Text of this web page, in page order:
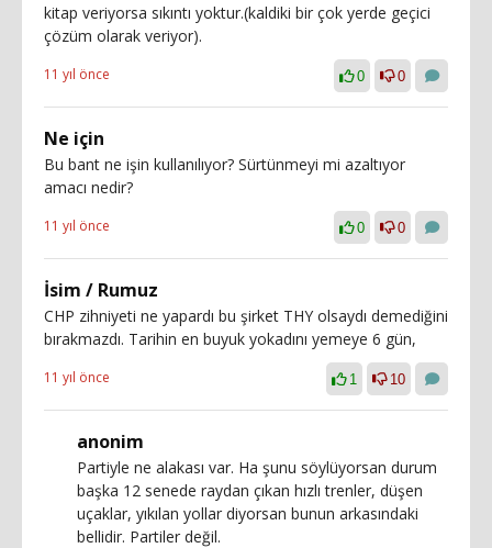
kitap veriyorsa sıkıntı yoktur.(kaldiki bir çok yerde geçici
çözüm olarak veriyor).
11 yıl önce 0 0
Ne için
Bu bant ne işin kullanılıyor? Sürtünmeyi mi azaltıyor
amacı nedir?
11 yıl önce 0 0
İsim / Rumuz
CHP zihniyeti ne yapardı bu şirket THY olsaydı demediğini
bırakmazdı. Tarihin en buyuk yokadını yemeye 6 gün,
11 yıl önce 1 10
anonim
Partiyle ne alakası var. Ha şunu söylüyorsan durum
başka 12 senede raydan çıkan hızlı trenler, düşen
uçaklar, yıkılan yollar diyorsan bunun arkasındaki
bellidir. Partiler değil.